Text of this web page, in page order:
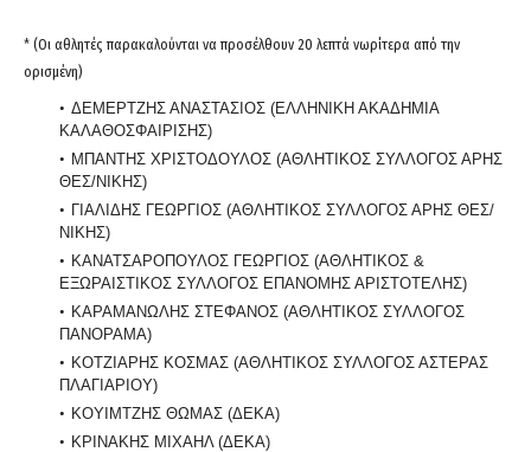
* (Οι αθλητές παρακαλούνται να προσέλθουν 20 λεπτά νωρίτερα από την
ορισμένη)
ΔΕΜΕΡΤΖΗΣ ΑΝΑΣΤΑΣΙΟΣ (ΕΛΛΗΝΙΚΗ ΑΚΑΔΗΜΙΑ
ΚΑΛΑΘΟΣΦΑΙΡΙΣΗΣ)
ΜΠΑΝΤΗΣ ΧΡΙΣΤΟΔΟΥΛΟΣ (ΑΘΛΗΤΙΚΟΣ ΣΥΛΛΟΓΟΣ ΑΡΗΣ
ΘΕΣ/ΝΙΚΗΣ)
ΓΙΑΛΙΔΗΣ ΓΕΩΡΓΙΟΣ (ΑΘΛΗΤΙΚΟΣ ΣΥΛΛΟΓΟΣ ΑΡΗΣ ΘΕΣ/
ΝΙΚΗΣ)
ΚΑΝΑΤΣΑΡΟΠΟΥΛΟΣ ΓΕΩΡΓΙΟΣ (ΑΘΛΗΤΙΚΟΣ &
ΕΞΩΡΑΙΣΤΙΚΟΣ ΣΥΛΛΟΓΟΣ ΕΠΑΝΟΜΗΣ ΑΡΙΣΤΟΤΕΛΗΣ)
ΚΑΡΑΜΑΝΩΛΗΣ ΣΤΕΦΑΝΟΣ (ΑΘΛΗΤΙΚΟΣ ΣΥΛΛΟΓΟΣ
ΠΑΝΟΡΑΜΑ)
ΚΟΤΖΙΑΡΗΣ ΚΟΣΜΑΣ (ΑΘΛΗΤΙΚΟΣ ΣΥΛΛΟΓΟΣ ΑΣΤΕΡΑΣ
ΠΛΑΓΙΑΡΙΟΥ)
ΚΟΥΙΜΤΖΗΣ ΘΩΜΑΣ (ΔΕΚΑ)
ΚΡΙΝΑΚΗΣ ΜΙΧΑΗΛ (ΔΕΚΑ)